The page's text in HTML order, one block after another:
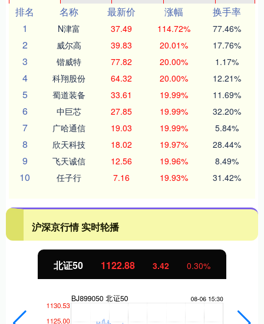
排名
名称 最新价 涨幅
换手率
1
N津富 37.49 114.72% 77.46%
2 威尔高 39.83 20.01% 17.76%
3 锴威特 77.82 20.00% 1.17%
4 科翔股份 64.32 20.00% 12.21%
5 蜀道装备 33.61 19.99% 11.69%
6 中巨芯 27.85 19.99% 32.20%
7 广哈通信 19.03 19.99% 5.84%
8 欣天科技 18.02 19.97% 28.44%
9 飞天诚信 12.56 19.96% 8.49%
10 任子行 7.16 19.93% 31.42%
沪深京行情 实时轮播
创业板指 3515.56 -19.58 -0.55%